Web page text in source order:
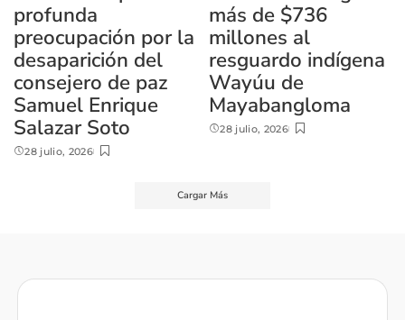
profunda
preocupación por la
desaparición del
consejero de paz
Samuel Enrique
Salazar Soto
28 julio, 2026
más de $736
millones al
resguardo indígena
Wayúu de
Mayabangloma
28 julio, 2026
Cargar Más